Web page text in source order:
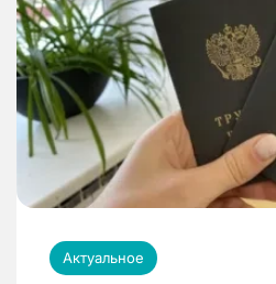
Актуальное